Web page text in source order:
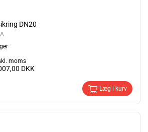
DN20
moms
DKK
Læg i kurv